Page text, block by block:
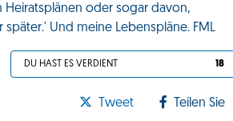
Heiratsplänen oder sogar davon,
Und meine Lebenspläne. FML
DU HAST ES VERDIENT 18
Tweet Teilen Sie